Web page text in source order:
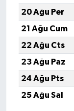
20 Ağu Per
21 Ağu Cum
22 Ağu Cts
23 Ağu Paz
24 Ağu Pts
25 Ağu Sal